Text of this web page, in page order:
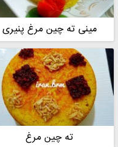
سارا
مینی ته چین مرغ پنیری
ته چین مرغ